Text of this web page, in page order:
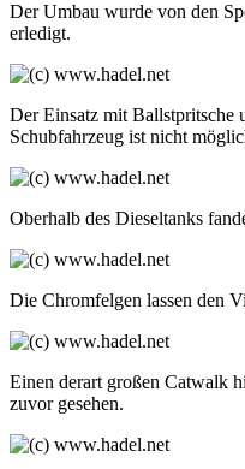
Der Umbau wurde von den
erledigt.
Der Einsatz mit Ballstpritsche
Schubfahrzeug ist nicht
Oberhalb des Dieseltanks
Die Chromfelgen lassen den
Einen derart großen Catwalk
zuvor gesehen.